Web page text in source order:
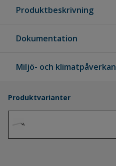
Produktbeskrivning
Dokumentation
Miljö- och klimatpåverkan
Produktvarianter